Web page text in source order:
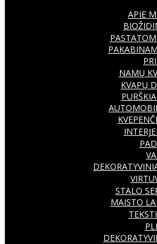
APIE
NAMŲ
KVAPŲ
STALO
MAISTO